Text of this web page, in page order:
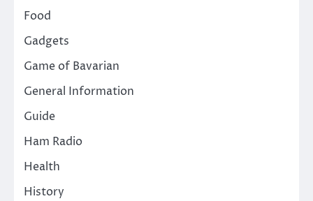
Food
Gadgets
Game of Bavarian
General Information
Guide
Ham Radio
Health
History